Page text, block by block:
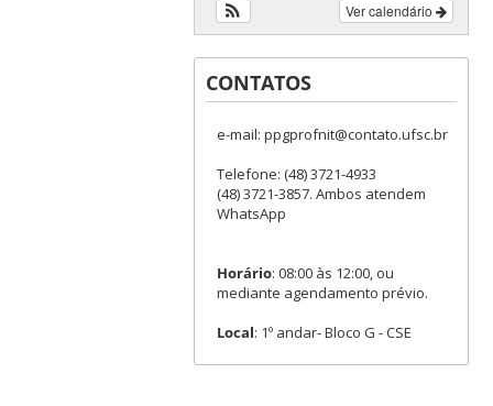
Ver calendário
CONTATOS
e-mail: ppgprofnit@contato.ufsc.br
Telefone: (48) 3721-4933
(48) 3721-3857. Ambos atendem
WhatsApp
Horário: 08:00 às 12:00, ou
mediante agendamento prévio.
Local: 1º andar- Bloco G - CSE